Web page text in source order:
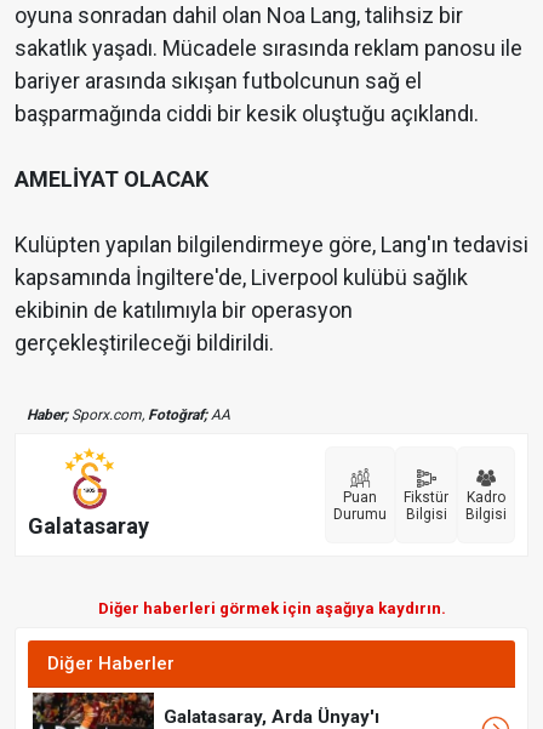
oyuna sonradan dahil olan Noa Lang, talihsiz bir
sakatlık yaşadı. Mücadele sırasında reklam panosu ile
bariyer arasında sıkışan futbolcunun sağ el
başparmağında ciddi bir kesik oluştuğu açıklandı.
AMELİYAT OLACAK
Kulüpten yapılan bilgilendirmeye göre, Lang'ın tedavisi
kapsamında İngiltere'de, Liverpool kulübü sağlık
ekibinin de katılımıyla bir operasyon
gerçekleştirileceği bildirildi.
Haber;Sporx.com, Fotoğraf;AA
Galatasaray
Puan
Durumu
Fikstür
Bilgisi
Kadro
Bilgisi
Diğer haberleri görmek için aşağıya kaydırın.
Diğer Haberler
Galatasaray, Arda Ünyay'ı